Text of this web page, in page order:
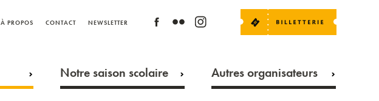
À PROPOS CONTACT NEWSLETTER
Notre saison scolaire Autres organisateurs